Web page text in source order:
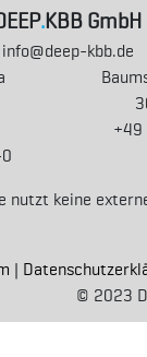
.KBB GmbH
info@deep-kbb.de
nutzt keine
|
© 2023